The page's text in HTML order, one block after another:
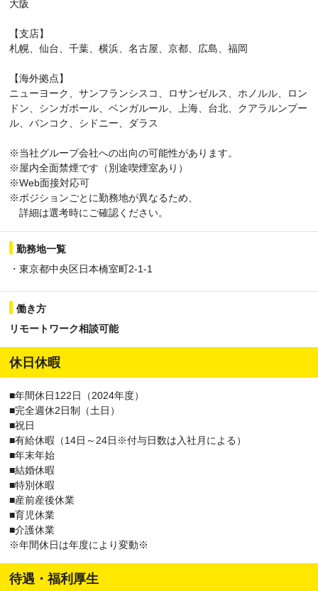
大阪
【支店】
札幌、仙台、千葉、横浜、名古屋、京都、広島、福岡
【海外拠点】
ニューヨーク、サンフランシスコ、ロサンゼルス、ホノルル、ロン
ドン、シンガポール、ベンガルール、上海、台北、クアラルンプー
ル、バンコク、シドニー、ダラス
※当社グループ会社への出向の可能性があります。
※屋内全面禁煙です（別途喫煙室あり）
※Web面接対応可
※ポジションごとに勤務地が異なるため、
詳細は選考時にご確認ください。
勤務地一覧
・東京都中央区日本橋室町2-1-1
働き方
リモートワーク相談可能
休日休暇
■年間休日122日（2024年度）
■完全週休2日制（土日）
■祝日
■有給休暇（14日～24日※付与日数は入社月による）
■年末年始
■結婚休暇
■特別休暇
■産前産後休業
■育児休業
■介護休業
※年間休日は年度により変動※
待遇・福利厚生